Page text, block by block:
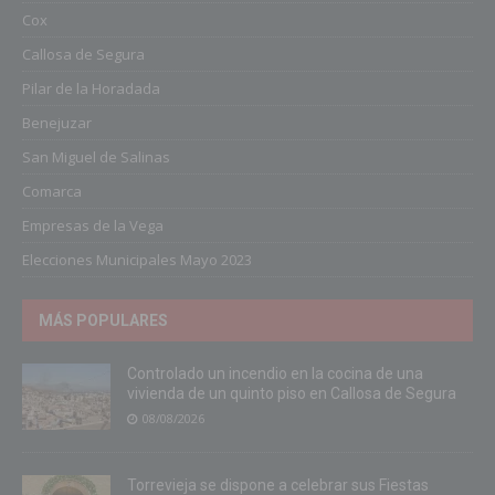
Cox
Callosa de Segura
Pilar de la Horadada
Benejuzar
San Miguel de Salinas
Comarca
Empresas de la Vega
Elecciones Municipales Mayo 2023
MÁS POPULARES
Controlado un incendio en la cocina de una
vivienda de un quinto piso en Callosa de Segura
08/08/2026
Torrevieja se dispone a celebrar sus Fiestas